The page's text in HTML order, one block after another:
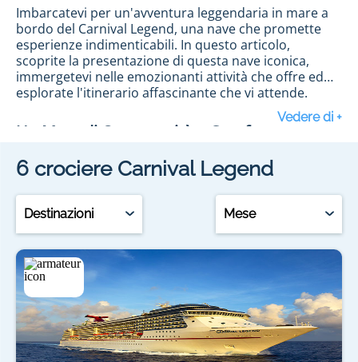
Imbarcatevi per un'avventura leggendaria in mare a
bordo del Carnival Legend, una nave che promette
esperienze indimenticabili. In questo articolo,
scoprite la presentazione di questa nave iconica,
immergetevi nelle emozionanti attività che offre ed
esplorate l'itinerario affascinante che vi attende.
Un Mare di Opportunità e Comfort
Il Carnival Legend è molto più di una semplice nave da
cabine confortevoli, ponti spaziosi e una varietà di
ristoranti che offrono deliziosi piatti, questa nave
offre un mare di opportunità e comfort. Con bevande
gratuite, un servizio attento e moderne strutture, il
Carnival Legend promette una crociera eccezionale,
dove ogni momento è improntato alla leggenda.
Esperienze Uniche per Tutti
Le attività a bordo del Carnival Legend offrono un
intrattenimento illimitato per tutti i gusti. Rilassatevi
al bar sorseggiando bevande gratuite, godetevi gli
6 crociere Carnival Legend
Destinazioni Mese